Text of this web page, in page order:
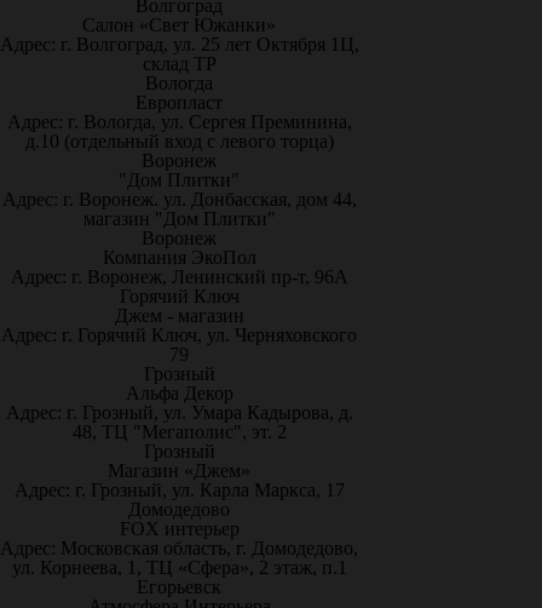
Волгоград
Салон «Свет Южанки»
Адрес: г. Волгоград, ул. 25 лет Октября 1Ц,
склад ТР
Вологда
Европласт
Адрес: г. Вологда, ул. Сергея Преминина,
д.10 (отдельный вход с левого торца)
Воронеж
"Дом Плитки"
Адрес: г. Воронеж. ул. Донбасская, дом 44,
магазин "Дом Плитки"
Воронеж
Компания ЭкоПол
Адрес: г. Воронеж, Ленинский пр-т, 96А
Горячий Ключ
Джем - магазин
Адрес: г. Горячий Ключ, ул. Черняховского
79
Грозный
Альфа Декор
Адрес: г. Грозный, ул. Умара Кадырова, д.
48, ТЦ "Мегаполис", эт. 2
Грозный
Магазин «Джем»
Адрес: г. Грозный, ул. Карла Маркса, 17
Домодедово
FOX интерьер
Адрес: Московская область, г. Домодедово,
ул. Корнеева, 1, ТЦ «Сфера», 2 этаж, п.1
Егорьевск